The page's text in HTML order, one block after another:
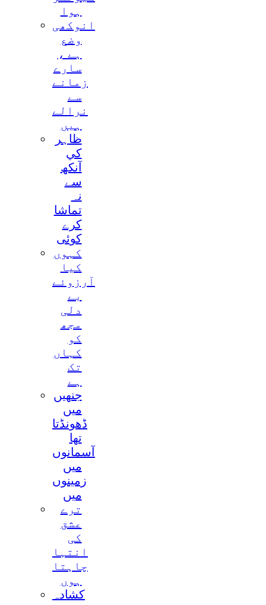
ہوا
انوکھی
وضع
ہے ،
سارے
زمانے
سے
نرالے
ہيں
ظاہر
کي
آنکھ
سے
نہ
تماشا
کرے
کوئی
کہوں
کيا
آرزوئے
بے
دلی
مجھ
کو
کہاں
تک
ہے
جنھيں
ميں
ڈھونڈتا
تھا
آسمانوں
ميں
زمينوں
ميں
ترے
عشق
کی
انتہا
چاہتا
ہوں
کشادہ